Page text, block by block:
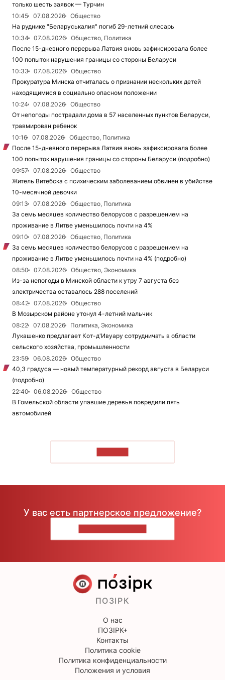
только шесть заявок — Турчин
10:45
07.08.2026
Общество
На руднике "Беларуськалия" погиб 29-летний слесарь
10:34
07.08.2026
Общество, Политика
После 15-дневного перерыва Латвия вновь зафиксировала более
100 попыток нарушения границы со стороны Беларуси
10:33
07.08.2026
Общество
Прокуратура Минска отчиталась о признании нескольких детей
находящимися в социально опасном положении
10:24
07.08.2026
Общество
От непогоды пострадали дома в 57 населенных пунктов Беларуси,
травмирован ребенок
10:16
07.08.2026
Общество, Политика
После 15-дневного перерыва Латвия вновь зафиксировала более
100 попыток нарушения границы со стороны Беларуси (подробно)
09:57
07.08.2026
Общество
Житель Витебска с психическим заболеванием обвинен в убийстве
10-месячной девочки
09:13
07.08.2026
Общество, Политика
За семь месяцев количество белорусов с разрешением на
проживание в Литве уменьшилось почти на 4%
09:10
07.08.2026
Общество, Политика
За семь месяцев количество белорусов с разрешением на
проживание в Литве уменьшилось почти на 4% (подробно)
08:50
07.08.2026
Общество, Экономика
Из-за непогоды в Минской области к утру 7 августа без
электричества оставалось 288 поселений
08:42
07.08.2026
Общество
В Мозырском районе утонул 4-летний мальчик
08:22
07.08.2026
Политика, Экономика
Лукашенко предлагает Кот-д'Ивуару сотрудничать в области
сельского хозяйства, промышленности
23:59
06.08.2026
Общество
40,3 градуса — новый температурный рекорд августа в Беларуси
(подробно)
22:40
06.08.2026
Общество
В Гомельской области упавшие деревья повредили пять
автомобилей
У вас есть партнерское предложение?
ПОЗІРК
О нас
ПОЗІРК+
Контакты
Политика cookie
Политика конфиденциальности
Положения и условия